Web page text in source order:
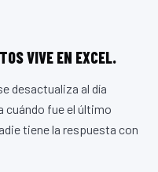
VIVE EN EXCEL.
desactualiza al día
cuándo fue el último
tiene la respuesta con